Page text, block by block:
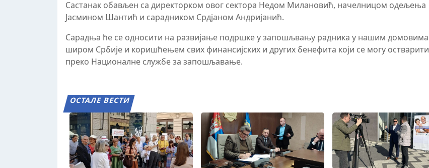
Састанак обављен са директорком овог сектора Недом Милановић, начелницом одељења
Јасмином Шантић и сарадником Срдјаном Андријанић.
Сарадња ће се односити на развијање подршке у запошљвању радника у нашим домовима
широм Србије и коришћењем свих финансијских и других бенефита који се могу остварити
преко Националне службе за запошљавање.
ОСТАЛЕ ВЕСТИ